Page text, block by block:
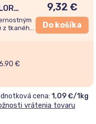
tkaného
9,32 €
Do košíka
€
cena: 1,09 €/1kg
vrátenia tovaru